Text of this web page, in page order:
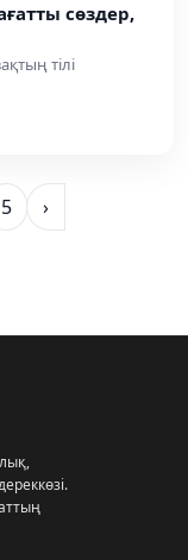
сөздер,
тілі
5 ›